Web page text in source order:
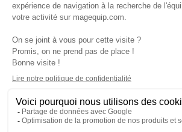
VOS DEMANDES
NOTRE SOCIETE
CGV Données personnelles Prix euro HT
Nos partenaires·Guides et conseils